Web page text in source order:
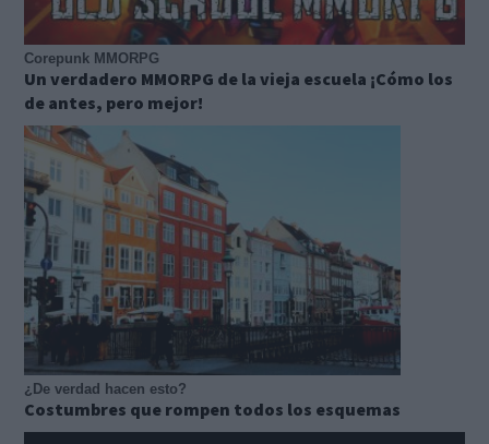
Corepunk MMORPG
Un verdadero MMORPG de la vieja escuela ¡Cómo los
de antes, pero mejor!
¿De verdad hacen esto?
Costumbres que rompen todos los esquemas